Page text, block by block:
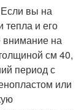
вы на
тепла и его
внимание на
см 40,
период с
или